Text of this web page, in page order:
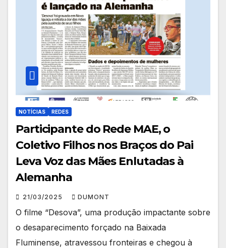
NOTÍCIAS REDES
Participante do Rede MAE, o
Coletivo Filhos nos Braços do Pai
Leva Voz das Mães Enlutadas à
Alemanha
21/03/2025 DUMONT
O filme “Desova”, uma produção impactante sobre
o desaparecimento forçado na Baixada
Fluminense, atravessou fronteiras e chegou à